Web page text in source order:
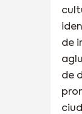
de
de